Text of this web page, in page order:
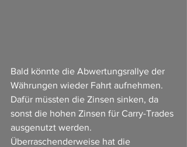
Bald könnte die Abwertungsrallye der
Währungen wieder Fahrt aufnehmen.
Dafür müssten die Zinsen sinken, da
sonst die hohen Zinsen für Carry-Trades
ausgenutzt werden.
Überraschenderweise hat die